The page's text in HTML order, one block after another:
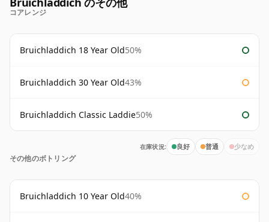
コアレンジ
Bruichladdich 18 Year Old50%
Bruichladdich 30 Year Old43%
Bruichladdich Classic Laddie50%
在庫状況: 良好 普通 少なめ
その他のボトリング
Bruichladdich 10 Year Old40%